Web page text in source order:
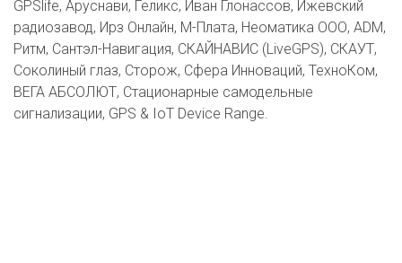
GPSlife, Аруснави, Геликс, Иван Глонассов, Ижевский
радиозавод, Ирз Онлайн, М-Плата, Неоматика ООО, ADM,
Ритм, Сантэл-Навигация, СКАЙНАВИС (LiveGPS), СКАУТ,
Соколиный глаз, Сторож, Сфера Инноваций, ТехноКом,
ВЕГА АБСОЛЮТ, Стационарные самодельные
сигнализации, GPS & IoT Device Range.